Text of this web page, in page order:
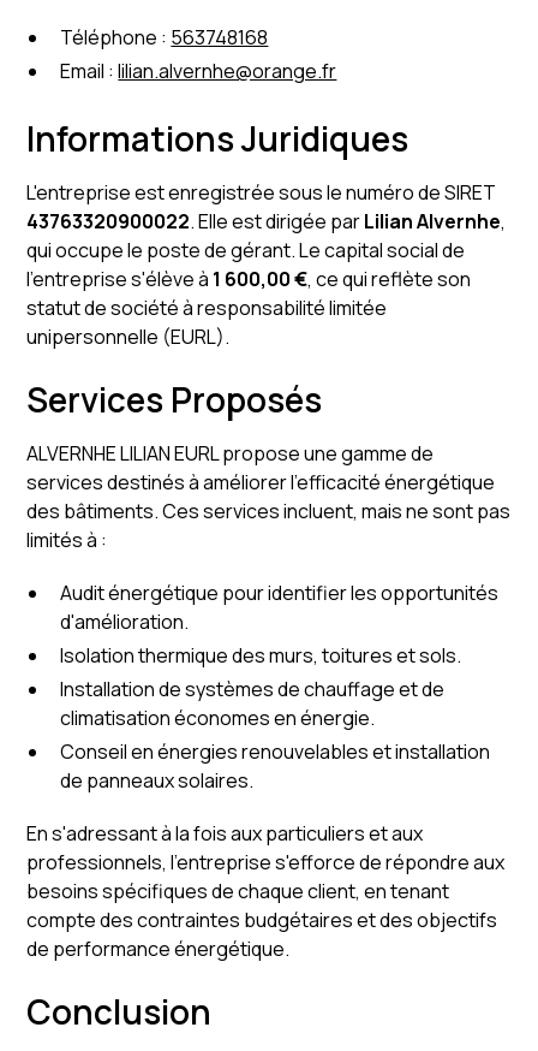
Téléphone : 563748168
Email :lilian.alvernhe@orange.fr
Informations Juridiques
L'entreprise est enregistrée sous le numéro de SIRET
43763320900022. Elle est dirigée parLilian Alvernhe,
qui occupe le poste de gérant. Le capital social de
l'entreprise s'élève à 1 600,00 €, ce qui reflète son
statut de société à responsabilité limitée
unipersonnelle (EURL).
Services Proposés
ALVERNHE LILIAN EURL propose une gamme de
services destinés à améliorer l'efficacité énergétique
des bâtiments. Ces services incluent, mais ne sont pas
limités à :
Audit énergétique pour identifier les opportunités
d'amélioration.
Isolation thermique des murs, toitures et sols.
Installation de systèmes de chauffage et de
climatisation économes en énergie.
Conseil en énergies renouvelables et installation
de panneaux solaires.
En s'adressant à la fois aux particuliers et aux
professionnels, l'entreprise s'efforce de répondre aux
besoins spécifiques de chaque client, en tenant
compte des contraintes budgétaires et des objectifs
de performance énergétique.
Conclusion